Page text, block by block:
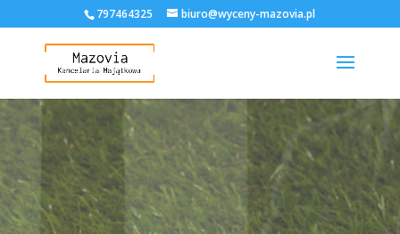
797464325 biuro@wyceny-mazovia.pl